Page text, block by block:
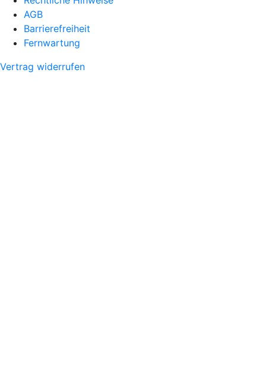
AGB
Barrierefreiheit
Fernwartung
Vertrag widerrufen